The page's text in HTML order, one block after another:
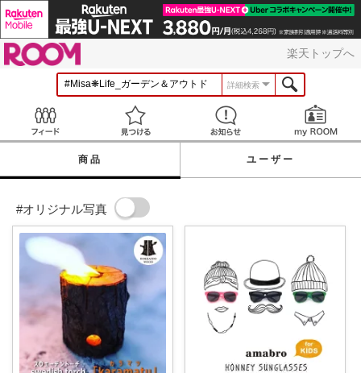
楽天トップへ
詳細検索
見つける お知らせ
商品 ユーザー
#オリジナル写真